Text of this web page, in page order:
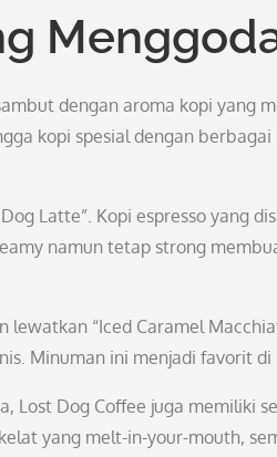
dengan aroma kopi yang
kopi spesial dengan
Latte”. Kopi espresso yang
namun tetap strong
lewatkan “Iced Caramel
Minuman ini menjadi favorit di
Lost Dog Coffee juga memiliki
yang melt-in-your-mouth,